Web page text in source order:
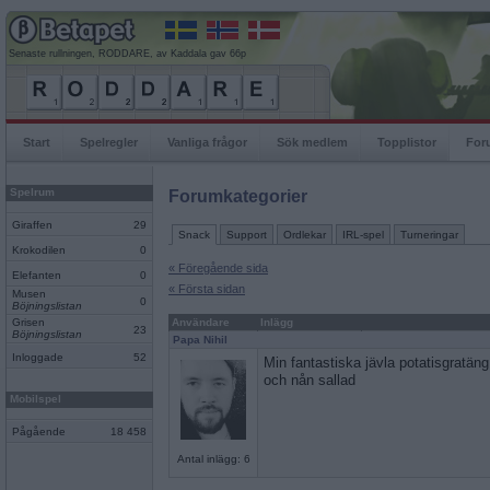
Senaste rullningen, RODDARE, av Kaddala gav 66p
Start Spelregler Vanliga frågor Sök medlem Topplistor
Spelrum
Giraffen 29
Krokodilen 0
Elefanten
0
Musen
Böjningslistan
0
Grisen
Böjningslistan
23
Inloggade 52
Mobilspel
Pågående 18 458
Forumkategorier
Snack Support Ordlekar IRL-spel Turneringar
« Föregående sida
« Första sidan
Användare
Inlägg
Papa Nihil
Antal inlägg: 6
Min fantastiska jävla
och nån sallad